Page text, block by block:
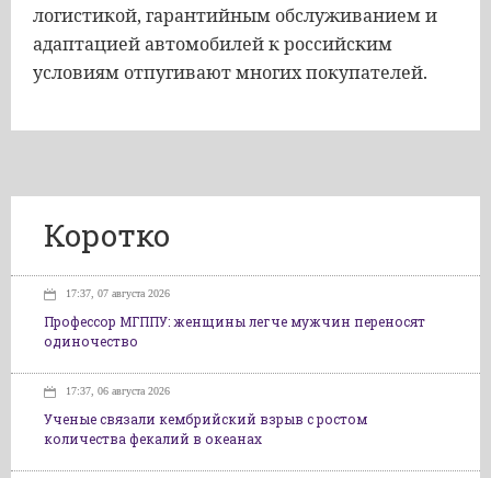
логистикой, гарантийным обслуживанием и
адаптацией автомобилей к российским
условиям отпугивают многих покупателей.
Коротко
17:37, 07 августа 2026
Профессор МГППУ: женщины легче мужчин переносят
одиночество
17:37, 06 августа 2026
Ученые связали кембрийский взрыв с ростом
количества фекалий в океанах